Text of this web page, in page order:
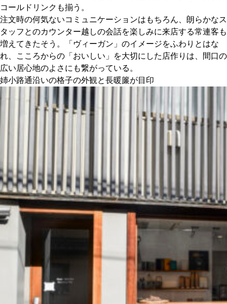
コールドリンクも揃う。
注文時の何気ないコミュニケーションはもちろん、朗らかなス
タッフとのカウンター越しの会話を楽しみに来店する常連客も
増えてきたそう。「ヴィーガン」のイメージをふわりとはな
れ、こころからの「おいしい」を大切にした店作りは、間口の
広い居心地のよさにも繋がっている。
姉小路通沿いの格子の外観と長暖簾が目印